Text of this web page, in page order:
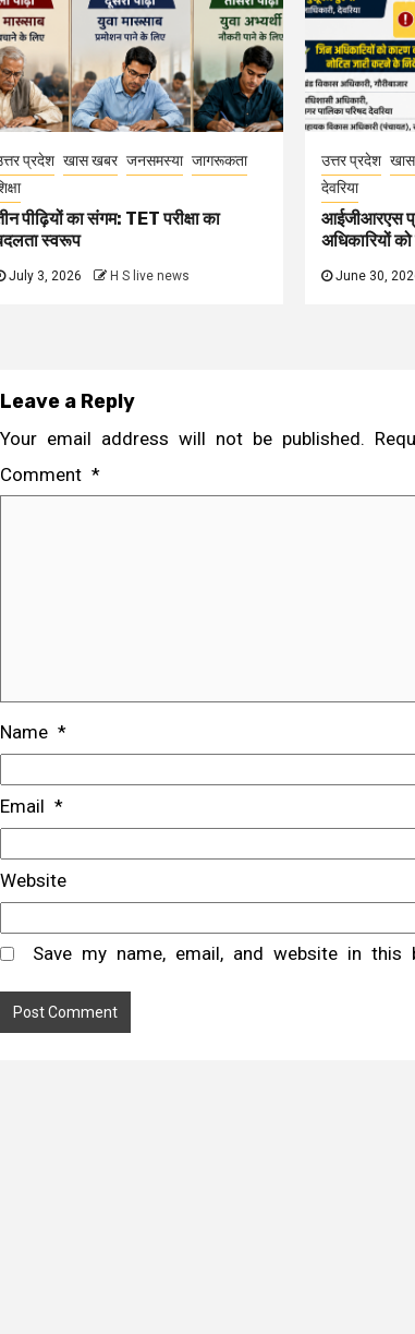
प्रदेश खास खबर जनसमस्या जागरूकता
पीढ़ियों का संगम: TET परीक्षा का
स्वरूप
July 3, 2026 H S live news
उत्तर प्रदेश
देवरिया
आईजीआरएस
अधिकारियों
June 30,
Leave a Reply
Your email address will not be published.
Comment *
Name *
Email *
Website
Save my name, email, and website in